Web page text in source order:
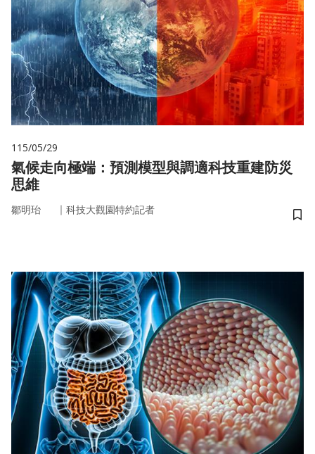
115/05/29
氣候走向極端：預測模型與調適科技重建防災
思維
鄒明珆 ｜ 科技大觀園特約記者
儲